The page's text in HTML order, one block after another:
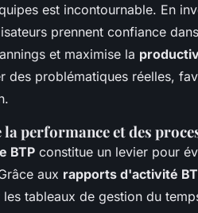
est incontournable. En
prennent confiance
et maximise la
des problématiques réelles,
performance et des
BTP constitue un levier pour
aux rapports d'activité
tableaux de gestion du